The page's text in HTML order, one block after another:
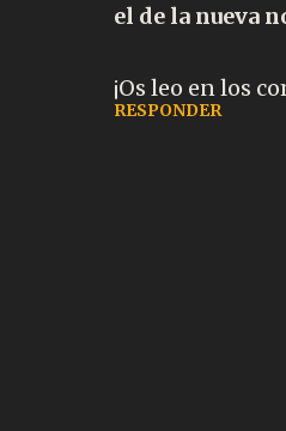
el de la nueva
¡Os leo en los
RESPONDER